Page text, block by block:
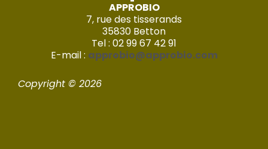
APPROBIO
7, rue des tisserands
35830 Betton
Tel : 02 99 67 42 91
E-mail : approbio@approbio.com
Copyright © 2026